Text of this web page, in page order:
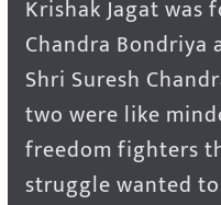
Krishak Jagat was
Chandra
Shri Suresh
two were like
freedom fighters
struggle wanted